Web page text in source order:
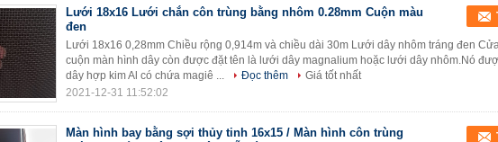
Lưới 18x16 Lưới chắn côn trùng bằng nhôm 0.28mm Cuộn màu
đen
Lưới 18x16 0,28mm Chiều rộng 0,914m và chiều dài 30m Lưới dây nhôm tráng đen
cuộn màn hình dây còn được đặt tên là lưới dây magnalium hoặc lưới dây nhôm.Nó
dây hợp kim Al có chứa magiê ...
Đọc thêm
Giá tốt nhất
2021-12-31 11:52:02
Màn hình bay bằng sợi thủy tinh 16x15 / Màn hình côn trùng